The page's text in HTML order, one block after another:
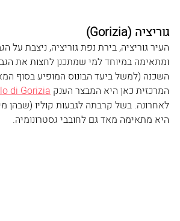
גוריציה (Gorizia )
העיר גוריציה, בירת נפת גוריציה, ניצבת על
ומתאימה במיוחד למי שמתכנן לחצות את
השכנה (למשל ביעד הבונוס המופיע בסוף
המרכזית כאן היא המבצר הענק di Gorizia
לאחרונה. בשל קרבתה לגבעות קוליו (שבהן
היא מתאימה מאד גם לחובבי גסטרונומיה.